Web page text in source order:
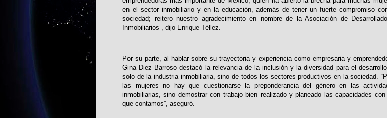
en el sector inmobiliario y en la educación, además de tener un fuerte compromiso
sociedad; reitero nuestro agradecimiento en nombre de la Asociación de
Inmobiliarios”, dijo Enrique Téllez.
Por su parte, al hablar sobre su trayectoria y experiencia como empresaria y
Gina Diez Barroso destacó la relevancia de la inclusión y la diversidad para el
solo de la industria inmobiliaria, sino de todos los sectores productivos en la sociedad.
las mujeres no hay que cuestionarse la preponderancia del género en las
inmobiliarias, sino demostrar con trabajo bien realizado y planeado las capacidades con
que contamos”, aseguró.